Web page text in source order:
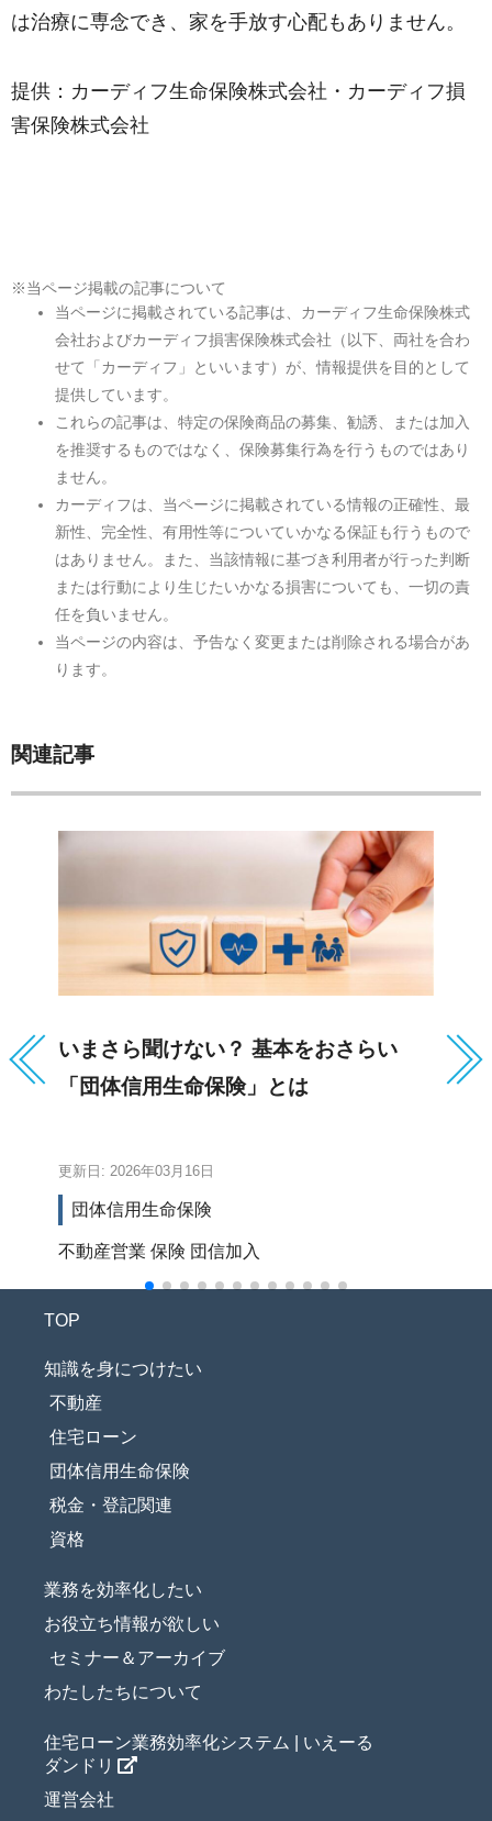
は治療に専念でき、家を手放す心配もありません。
提供：カーディフ生命保険株式会社・カーディフ損
害保険株式会社
※当ページ掲載の記事について
当ページに掲載されている記事は、カーディフ生命保険株式
会社およびカーディフ損害保険株式会社（以下、両社を合わ
せて「カーディフ」といいます）が、情報提供を目的として
提供しています。
これらの記事は、特定の保険商品の募集、勧誘、または加入
を推奨するものではなく、保険募集行為を行うものではあり
ません。
カーディフは、当ページに掲載されている情報の正確性、最
新性、完全性、有用性等についていかなる保証も行うもので
はありません。また、当該情報に基づき利用者が行った判断
または行動により生じたいかなる損害についても、一切の責
任を負いません。
当ページの内容は、予告なく変更または削除される場合があ
ります。
関連記事
いまさら聞けない？ 基本をおさらい
「団体信用生命保険」とは
更新日: 2026年03月16日
団体信用生命保険
不動産営業 保険 団信加入
高
TOP
知識を身につけたい
不動産
住宅ローン
団体信用生命保険
税金・登記関連
資格
業務を効率化したい
お役立ち情報が欲しい
セミナー＆アーカイブ
わたしたちについて
住宅ローン業務効率化システム | いえーる
ダンドリ
運営会社